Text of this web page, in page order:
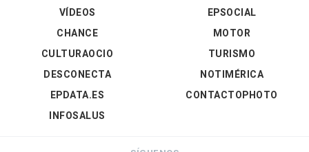
VÍDEOS
EPSOCIAL
CHANCE
CULTURAOCIO
DESCONECTA
EPDATA.ES
INFOSALUS
MOTOR
TURISMO
NOTIMÉRICA
CONTACTOPHOTO